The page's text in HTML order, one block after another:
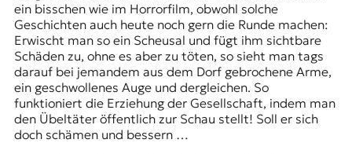
ein bisschen wie im Horrorfilm, obwohl solche
Geschichten auch heute noch gern die Runde machen:
Erwischt man so ein Scheusal und fügt ihm sichtbare
Schäden zu, ohne es aber zu töten, so sieht man tags
darauf bei jemandem aus dem Dorf gebrochene Arme,
ein geschwollenes Auge und dergleichen. So
funktioniert die Erziehung der Gesellschaft, indem man
den Übeltäter öffentlich zur Schau stellt! Soll er sich
doch schämen und bessern …